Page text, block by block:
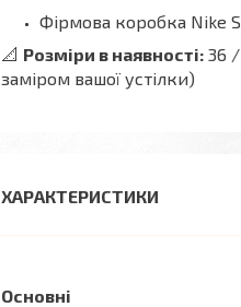
Фірмова коробка Nike
📐 Розміри в наявності: 36
заміром вашої устілки)
ХАРАКТЕРИСТИКИ
Основні